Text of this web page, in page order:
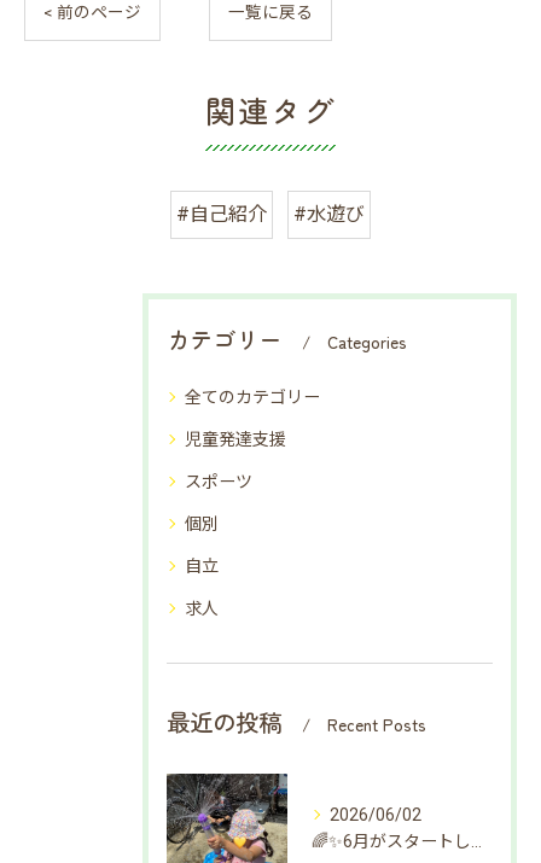
< 前のページ 一覧に戻る
関連タグ
#自己紹介 #水遊び
カテゴリー Categories
全てのカテゴリー
児童発達支援
スポーツ
個別
自立
求人
最近の投稿 Recent Posts
2026/06/02